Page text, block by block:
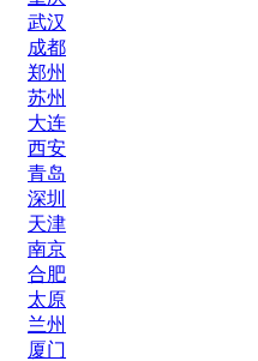
武汉
成都
郑州
苏州
大连
西安
青岛
深圳
天津
南京
合肥
太原
兰州
厦门